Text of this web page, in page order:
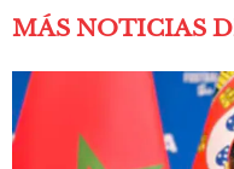
MÁS NOTICIAS